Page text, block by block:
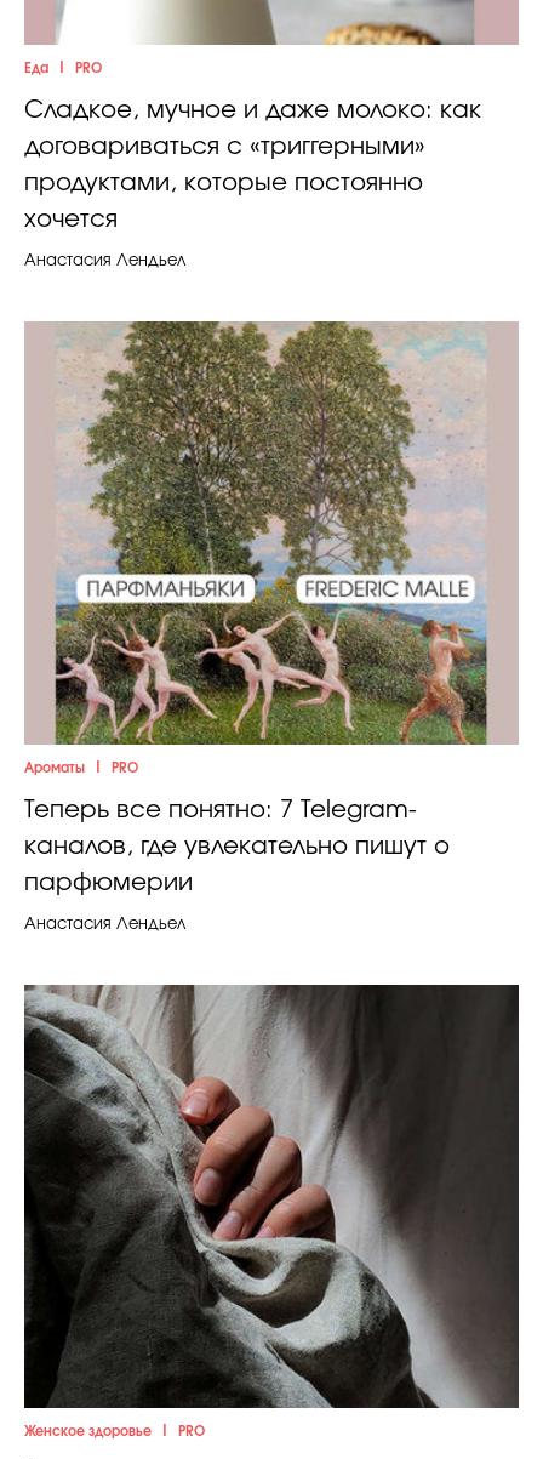
Еда PRO
Сладкое, мучное и даже молоко: как
договариваться с «триггерными»
продуктами, которые постоянно
хочется
Анастасия Лендьел
Ароматы PRO
Теперь все понятно: 7 Telegram-
каналов, где увлекательно пишут о
парфюмерии
Анастасия Лендьел
Женское здоровье PRO